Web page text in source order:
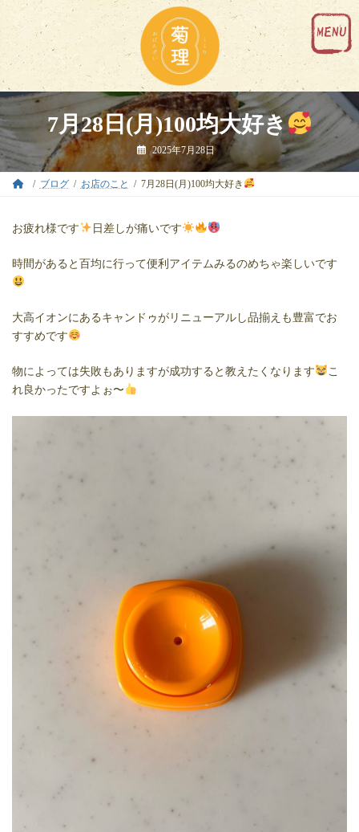
ツ
へ
ス
ッ
プ
シ
ョ
ン
移
動
7月28日(月)100均大好き
2025年7月28日
ブログ お店のこと 7月28日(月)100均大好き
お疲れ様です 日差しが痛いです
時間があると百均に行って便利アイテムみるのめちゃ楽しいです
大高イオンにあるキャンドゥがリニューアルし品揃えも豊富でお
すすめです
物によっては失敗もありますが成功すると教えたくなります
こ
れ良かったですよぉ〜